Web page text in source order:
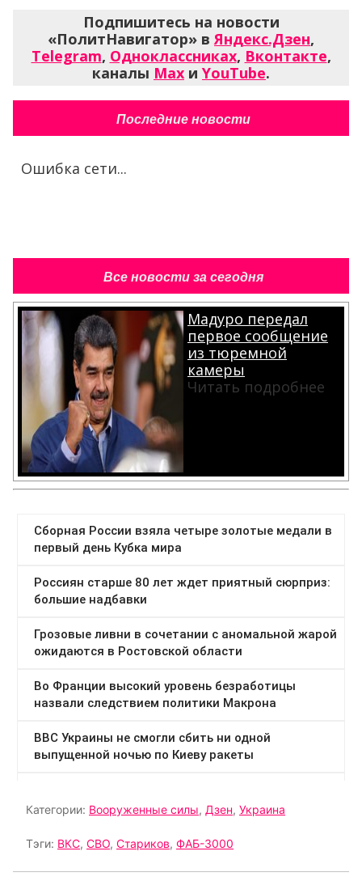
Подпишитесь на новости
«ПолитНавигатор» вЯндекс.Дзен,
Telegram, Одноклассниках, Вконтакте,
каналы Max и YouTube.
Последние новости
Ошибка сети...
Все новости за сегодня
Мадуро передал
первое сообщение
из тюремной
камеры
Читать подробнее
Категории: Вооруженные силы, Дзен, Украина
Тэги: ВКС, СВО, Стариков, ФАБ-3000